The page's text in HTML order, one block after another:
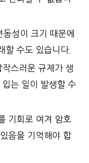
성이 크기 때문에
할 수도 있습니다.
스러운 규제가 생
는 일이 발생할 수
기회로 여겨 암호
음을 기억해야 합